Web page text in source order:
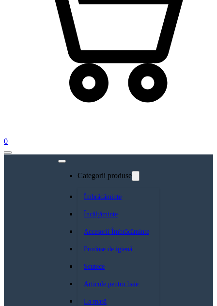
0
Categorii produse
Îmbrăcăminte
Încălțăminte
Accesorii Îmbrăcăminte
Produse de igienă
Scutece
Articole pentru baie
La masă